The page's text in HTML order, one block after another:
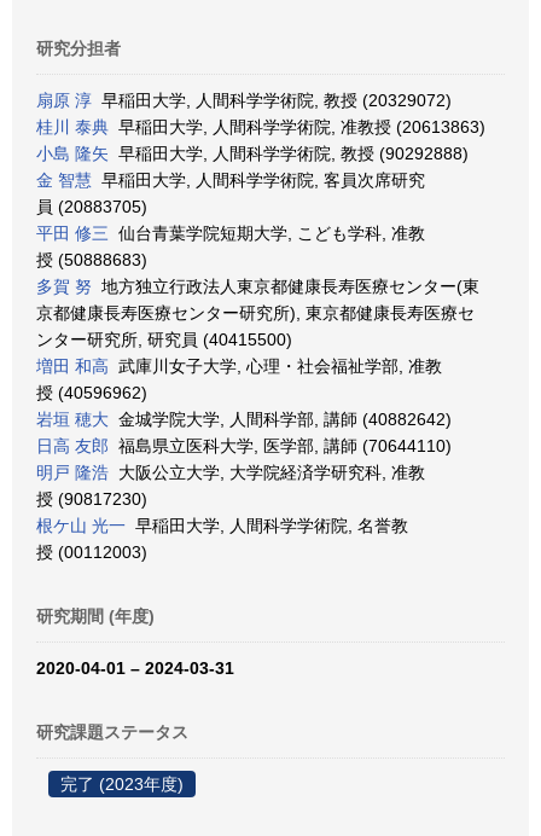
研究分担者
扇原 淳 早稲田大学, 人間科学学術院, 教授 (20329072)
桂川 泰典 早稲田大学, 人間科学学術院, 准教授 (20613863)
小島 隆矢 早稲田大学, 人間科学学術院, 教授 (90292888)
金 智慧 早稲田大学, 人間科学学術院, 客員次席研究
員 (20883705)
平田 修三 仙台青葉学院短期大学, こども学科, 准教
授 (50888683)
多賀 努 地方独立行政法人東京都健康長寿医療センター(東
京都健康長寿医療センター研究所), 東京都健康長寿医療セ
ンター研究所, 研究員 (40415500)
増田 和高 武庫川女子大学, 心理・社会福祉学部, 准教
授 (40596962)
岩垣 穂大 金城学院大学, 人間科学部, 講師 (40882642)
日高 友郎 福島県立医科大学, 医学部, 講師 (70644110)
明戸 隆浩 大阪公立大学, 大学院経済学研究科, 准教
授 (90817230)
根ケ山 光一 早稲田大学, 人間科学学術院, 名誉教
授 (00112003)
研究期間 (年度)
2020-04-01 – 2024-03-31
研究課題ステータス
完了 (2023年度)